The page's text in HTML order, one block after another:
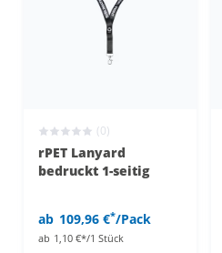
(0)
rPET Lanyard
bedruckt 1-seitig
ab 109,96 €*/Pack
ab 1,10 €*/1 Stück